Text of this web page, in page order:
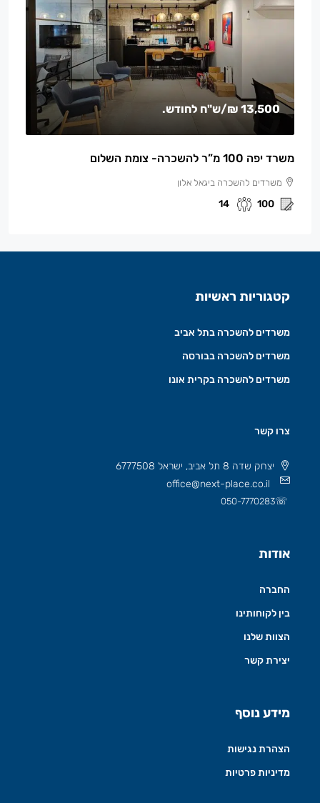
13,500 ₪ /ש"ח לחודש.
משרד יפה 100 מ”ר להשכרה- צומת השלום
משרדים להשכרה ביגאל אלון
100
14
קטגוריות ראשיות
משרדים להשכרה בתל אביב
משרדים להשכרה בבורסה
משרדים להשכרה בקרית אונו
צרו קשר
יצחק שדה 8 תל אביב, ישראל 6777508
office@next-place.co.il
☏
050-7770283
אודות
החברה
בין לקוחותינו
הצוות שלנו
יצירת קשר
מידע נוסף
הצהרת נגישות
מדיניות פרטיות